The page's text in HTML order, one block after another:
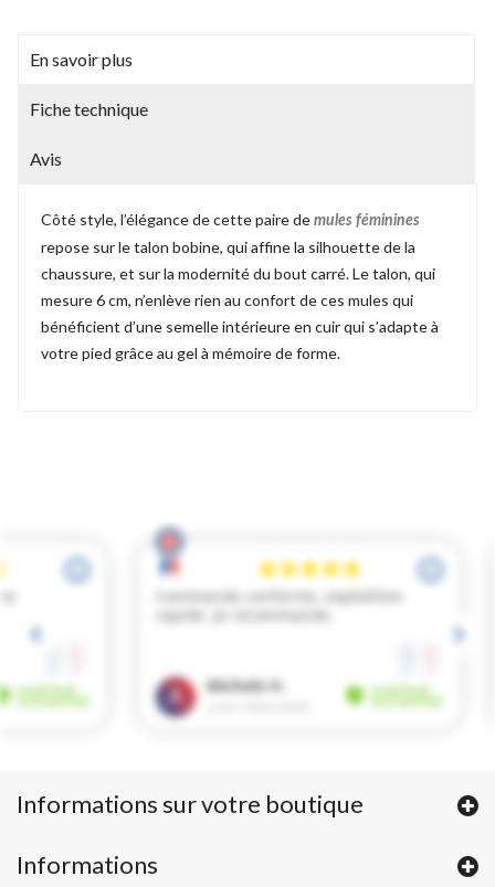
En savoir plus
Fiche technique
Avis
Côté style, l’élégance de cette paire de mules féminines
repose sur le talon bobine, qui affine la silhouette de la
chaussure, et sur la modernité du bout carré. Le talon, qui
mesure 6 cm, n’enlève rien au confort de ces mules qui
bénéficient d’une semelle intérieure en cuir qui s’adapte à
votre pied grâce au gel à mémoire de forme.
Informations sur votre boutique
Informations